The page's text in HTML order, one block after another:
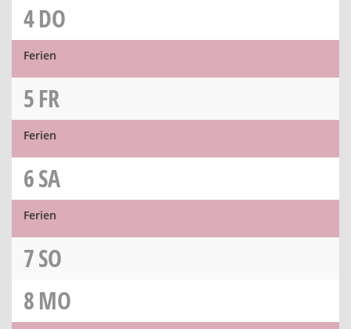
4DO
Ferien
5FR
Ferien
6SA
Ferien
7SO
8MO